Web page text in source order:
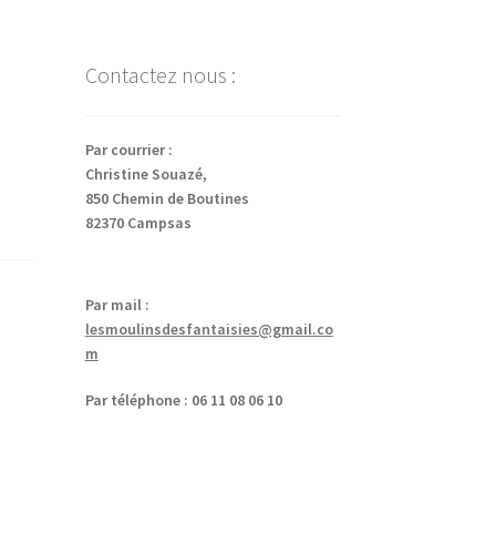
Contactez nous :
Par courrier :
Christine Souazé,
850 Chemin de Boutines
82370 Campsas
Par mail :
lesmoulinsdesfantaisies@gmail.co
m
Par téléphone : 06 11 08 06 10